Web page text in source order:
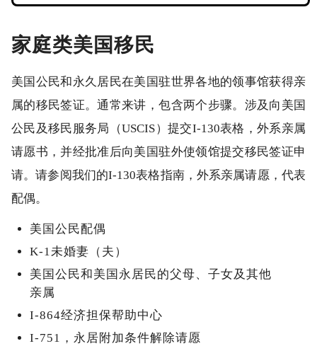
家庭类美国移民
美国公民和永久居民在美国驻世界各地的领事馆获得亲
属的移民签证。通常来讲，包含两个步骤。涉及向美国
公民及移民服务局（USCIS）提交I-130表格，外系亲属
请愿书，并经批准后向美国驻外使领馆提交移民签证申
请。请参阅我们的I-130表格指南，外系亲属请愿，代表
配偶。
美国公民配偶
K-1未婚妻（夫）
美国公民和美国永居民的父母、子女及其他
亲属
I-864经济担保帮助中心
I-751，永居附加条件解除请愿